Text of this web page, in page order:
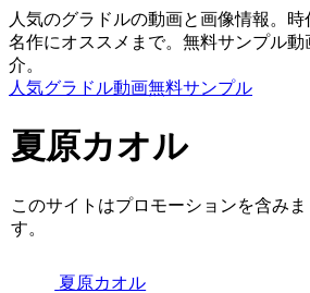
人気のグラドルの動画と画像情報。
名作にオススメまで。無料サンプル
介。
人気グラドル動画無料サンプル
夏原カオル
このサイトはプロモーションを含みま
す。
夏原カオル